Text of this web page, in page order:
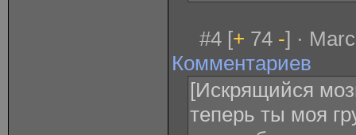
#4 [+ 74 -] ·
Комментариев
[Искрящийся
теперь ты моя